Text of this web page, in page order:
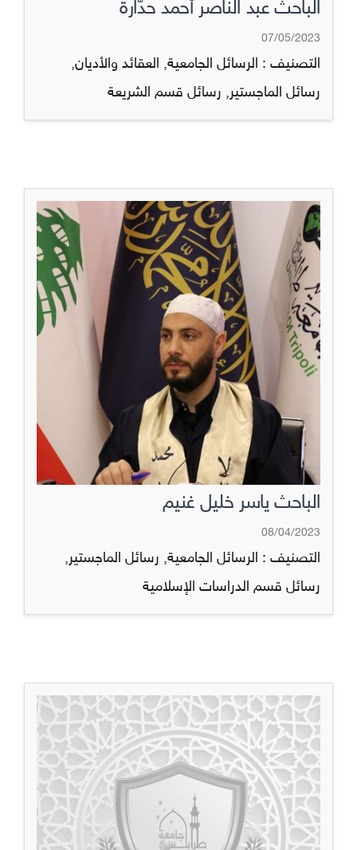
الباحث عبد النّاصر أحمد حدّارة
07/05/2023
التصنيف : الرسائل الجامعية, العقائد والأديان,
رسائل الماجستير, رسائل قسم الشريعة
الباحث ياسر خليل غنيم
08/04/2023
التصنيف : الرسائل الجامعية, رسائل الماجستير,
رسائل قسم الدراسات الإسلامية